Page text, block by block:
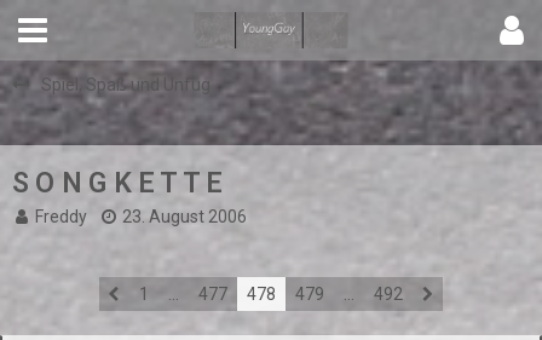
Spiel, Spaß und Unfug
S O N G K E T T E
Freddy 23. August 2006
1 477 478 479 492